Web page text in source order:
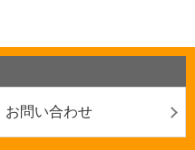
お問い合わせ